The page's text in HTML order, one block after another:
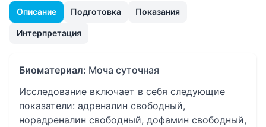
Описание Подготовка Показания
Интерпретация
Биоматериал: Моча суточная
Исследование включает в себя следующие
показатели: адреналин свободный,
норадреналин свободный, дофамин свободный,